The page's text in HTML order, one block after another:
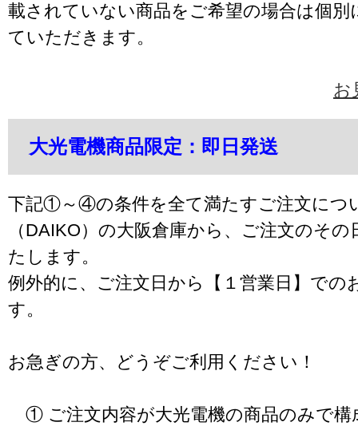
載されていない商品をご希望の場合は個別
ていただきます。
お
大光電機商品限定：即日発送
下記①～④の条件を全て満たすご注文につ
（DAIKO）の大阪倉庫から、ご注文のそ
たします。
例外的に、ご注文日から【１営業日】での
す。
お急ぎの方、どうぞご利用ください！
① ご注文内容が大光電機の商品のみで構